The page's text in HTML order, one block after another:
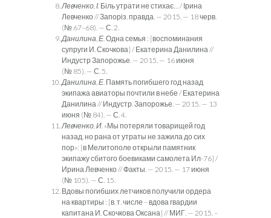
Левченко, І. Біль утрати не стихає… / Ірина
Левченко // Запо­різ. правда. — 2015. — 18 черв.
(№ 67–68). — С. 2.
Данилина, Е. Одна семья : [воспоминания
супруги И. Скочко­ва] / Екатерина Данилина //
Индустр Запорожье. — 2015. — 16 июня
(№ 85). — С. 5.
Данилина, Е. Память погибшего год назад
экипажа авиаторы почтили в небе / Екатерина
Данилина // Индустр. Запорожье. — 2015. — 13
июня (№ 84). — С. 4.
Левченко, И. «Мы потеряли товарищей год
назад, но рана от утраты не зажила до сих
пор»: [в Мелитополе открыли па­мятник
экипажу сбитого боевиками самолета Ил-76] /
Ирина Левченко // Факты. — 2015. — 17 июня
(№ 105). — С. 15.
Вдовы погибших летчиков получили ордера
на квартиры : [в. т. числе – вдова гвардии
капитана И. Скочкова Оксана] // МИГ. — 2015. –